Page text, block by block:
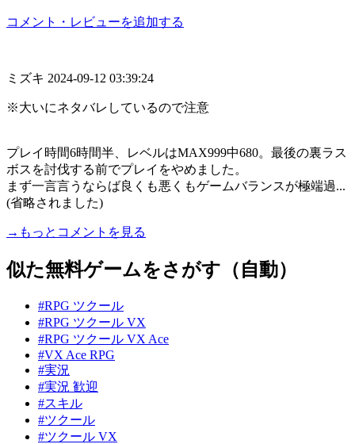
コメント・レビューを追加する
ミズキ 2024-09-12 03:39:24
※大いにネタバレしているので注意
プレイ時間6時間半、レベルはMAX999中680。最後の裏ラス
ボスを討伐する前でプレイをやめました。
まず一言言うならば良くも悪くもゲームバランスが極端過...
(省略されました)
→もっとコメントを見る
似た無料ゲームをさがす（自動）
#RPG ツクール
#RPG ツクール VX
#RPG ツクール VX Ace
#VX Ace RPG
#実況
#実況 歓迎
#スキル
#ツクール
#ツクール VX